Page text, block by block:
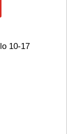
10-17